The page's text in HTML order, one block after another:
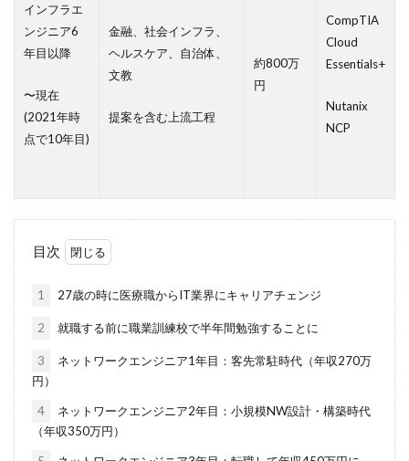
インフラエ
ンジニア6
年目以降
〜現在
(2021年時
点で10年目)
金融、社会インフラ、
ヘルスケア、自治体、
文教
提案を含む上流工程
約800万
円
CompTIA
Cloud
Essentials+
Nutanix
NCP
目次
1 27歳の時に医療職からIT業界にキャリアチェンジ
2 就職する前に職業訓練校で半年間勉強することに
3
ネットワークエンジニア1年目：客先常駐時代（年収270万
円）
4
ネットワークエンジニア2年目：小規模NW設計・構築時代
（年収350万円）